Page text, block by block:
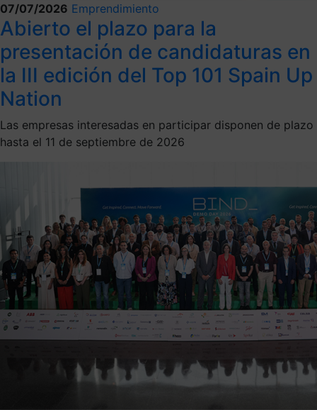
07/07/2026 Emprendimiento
Abierto el plazo para la
presentación de candidaturas en
la III edición del Top 101 Spain Up
Nation
Las empresas interesadas en participar disponen de plazo
hasta el 11 de septiembre de 2026